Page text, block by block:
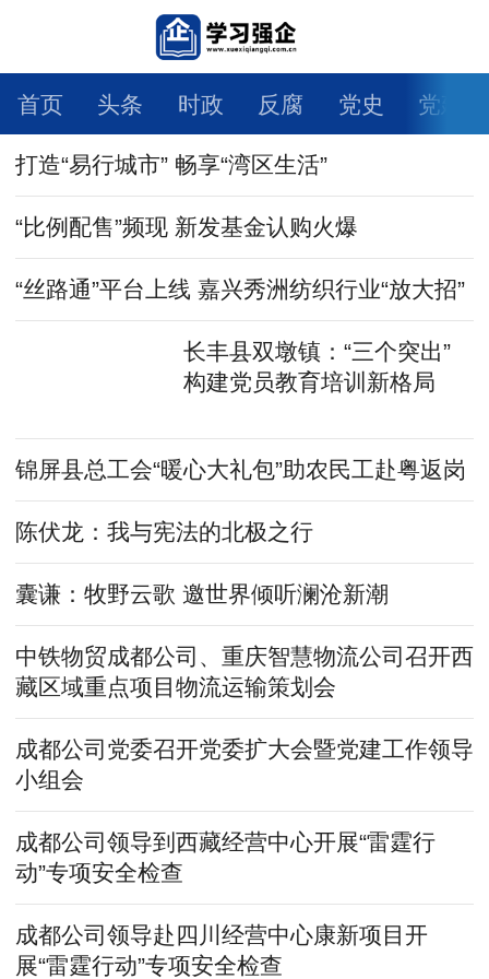
首页 头条 时政 反腐 党史 党建
人物 科学 社会 法治
健康 生活 教育 舆情 视频
自媒体 智库专家 大国交通 强企日记
一带一路 环境保护 大有专区
打造“易行城市” 畅享“湾区生活”
“比例配售”频现 新发基金认购火爆
“丝路通”平台上线 嘉兴秀洲纺织行业“放大招”
长丰县双墩镇：“三个突出”
构建党员教育培训新格局
锦屏县总工会“暖心大礼包”助农民工赴粤返岗
陈伏龙：我与宪法的北极之行
囊谦：牧野云歌 邀世界倾听澜沧新潮
中铁物贸成都公司、重庆智慧物流公司召开西
藏区域重点项目物流运输策划会
成都公司党委召开党委扩大会暨党建工作领导
小组会
成都公司领导到西藏经营中心开展“雷霆行
动”专项安全检查
成都公司领导赴四川经营中心康新项目开
展“雷霆行动”专项安全检查